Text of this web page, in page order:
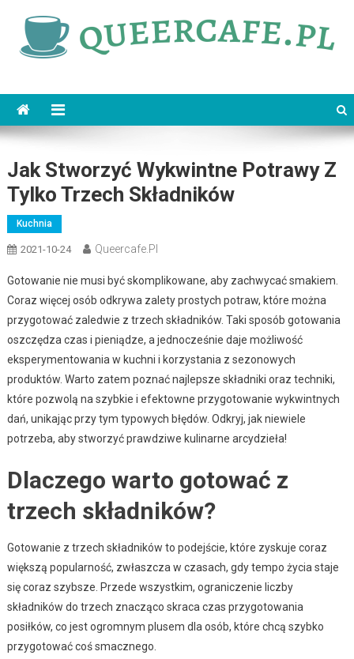
content
Jak Stworzyć Wykwintne Potrawy Z
Tylko Trzech Składników
Kuchnia
2021-10-24 Queercafe.pl
Gotowanie nie musi być skomplikowane, aby zachwycać smakiem.
Coraz więcej osób odkrywa zalety prostych potraw, które można
przygotować zaledwie z trzech składników. Taki sposób gotowania
oszczędza czas i pieniądze, a jednocześnie daje możliwość
eksperymentowania w kuchni i korzystania z sezonowych
produktów. Warto zatem poznać najlepsze składniki oraz techniki,
które pozwolą na szybkie i efektowne przygotowanie wykwintnych
dań, unikając przy tym typowych błędów. Odkryj, jak niewiele
potrzeba, aby stworzyć prawdziwe kulinarne arcydzieła!
Dlaczego warto gotować z
trzech składników?
Gotowanie z trzech składników to podejście, które zyskuje coraz
większą popularność, zwłaszcza w czasach, gdy tempo życia staje
się coraz szybsze. Przede wszystkim, ograniczenie liczby
składników do trzech znacząco skraca czas przygotowania
posiłków, co jest ogromnym plusem dla osób, które chcą szybko
przygotować coś smacznego.